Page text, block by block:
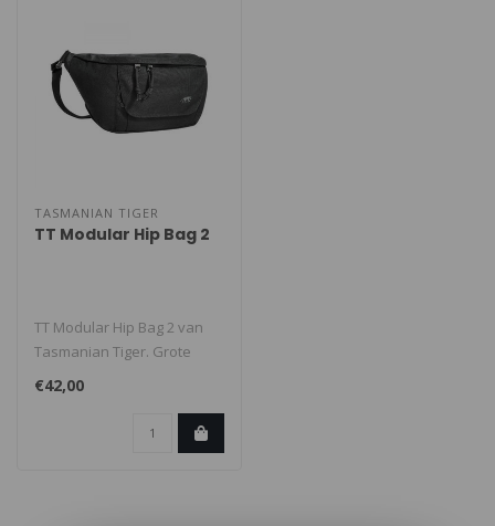
TASMANIAN TIGER
TT Modular Hip Bag 2
TT Modular Hip Bag 2 van
Tasmanian Tiger. Grote
universele heuptas. De TT
Modul..
€42,00